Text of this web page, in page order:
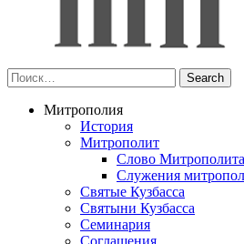
Митрополия
История
Митрополит
Слово Митрополита
Служения
Святые Кузбасса
Святыни Кузбасса
Семинария